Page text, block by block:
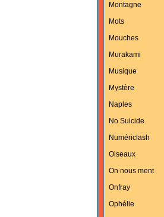
Montagne
Mots
Mouches
Murakami
Musique
Mystère
Naples
No Suicide
Numériclash
Oiseaux
On nous ment
Onfray
Ophélie